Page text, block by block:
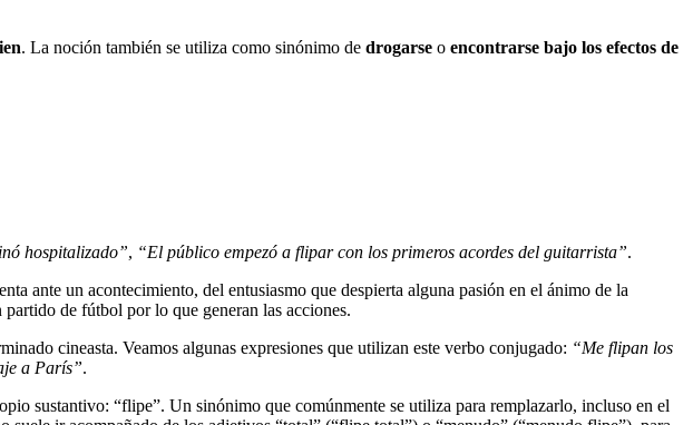
. La noción también se utiliza como sinónimo de drogarse o encontrarse bajo los efectos de
hospitalizado”, “El público empezó a flipar con los primeros acordes del guitarrista”.
ante un acontecimiento, del entusiasmo que despierta alguna pasión en el ánimo de la
de fútbol por lo que generan las acciones.
cineasta. Veamos algunas expresiones que utilizan este verbo conjugado: “Me flipan los
a París”.
sustantivo: “flipe”. Un sinónimo que comúnmente se utiliza para remplazarlo, incluso en el